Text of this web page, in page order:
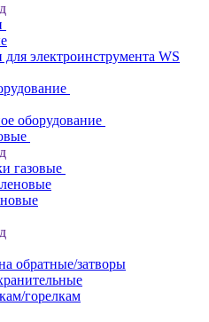
электроинструмента WS
оборудование
газовые
обратные/затворы
горелкам